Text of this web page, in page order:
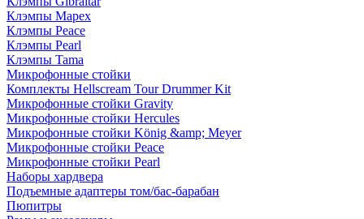
Клэмпы Mapex
Клэмпы Peace
Клэмпы Pearl
Клэмпы Tama
Микрофонные стойки
Комплекты Hellscream Tour Drummer Kit
Микрофонные стойки Gravity
Микрофонные стойки Hercules
Микрофонные стойки König &amp; Meyer
Микрофонные стойки Peace
Микрофонные стойки Pearl
Наборы хардвера
Подъемные адаптеры том/бас-барабан
Пюпитры